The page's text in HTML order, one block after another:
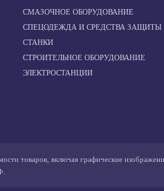
СМАЗОЧНОЕ ОБОРУДОВАНИЕ
СПЕЦОДЕЖДА И СРЕДСТВА ЗАЩИТЫ
СТАНКИ
СТРОИТЕЛЬНОЕ ОБОРУДОВАНИЕ
ЭЛЕКТРОСТАНЦИИ
товаров, включая графические